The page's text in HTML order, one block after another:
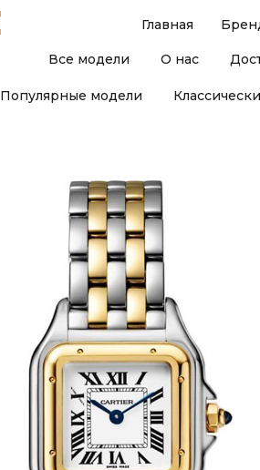
Все модели О нас
Главная
Популярные модели